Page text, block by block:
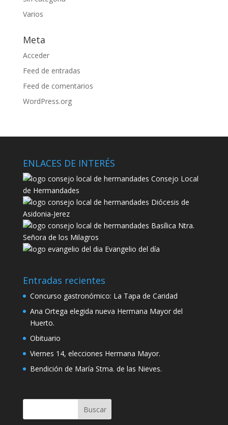
Varios
Meta
Acceder
Feed de entradas
Feed de comentarios
WordPress.org
ENLACES DE INTERÉS
Consejo Local
de Hermandades
Diócesis de
Asidonia-Jerez
Basílica Ntra.
Señora de los Milagros
Evangelio del día
Entradas recientes
Concurso gastronómico: La Tapa de Caridad
Ana Ortega elegida nueva Hermana Mayor del
Huerto.
Obituario
Viernes 14, elecciones Hermana Mayor.
Bendición de María Stma. de las Nieves.